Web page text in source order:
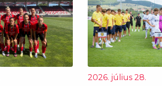
2026. július 28.